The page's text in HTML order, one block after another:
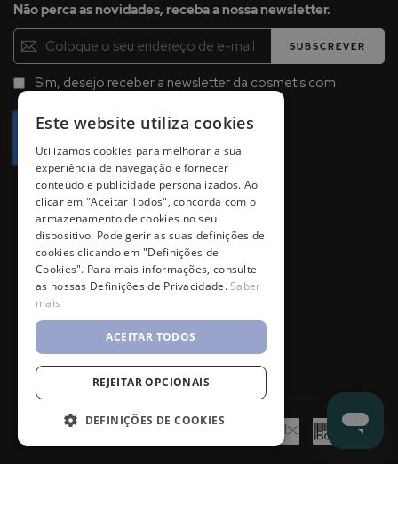
Não perca as novidades, receba a nossa newsletter.
Inscreva-
se
na
Newsletter:
SUBSCREVER
Sim, desejo receber a newsletter da cosmetis com
Este website utiliza cookies
Utilizamos cookies para melhorar a sua
experiência de navegação e fornecer
conteúdo e publicidade personalizados. Ao
clicar em "Aceitar Todos", concorda com o
armazenamento de cookies no seu
dispositivo. Pode gerir as suas definições de
cookies clicando em "Definições de
Cookies". Para mais informações, consulte
as nossas Definições de Privacidade.Saber
mais
ACEITAR TODOS
REJEITAR OPCIONAIS
DEFINIÇÕES DE COOKIES